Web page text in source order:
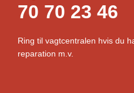
70 70 23 46
Ring til vagtcentralen hvis du
reparation m.v.